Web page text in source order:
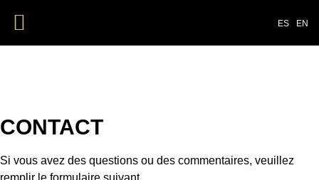
ES EN
CONTACT
Si vous avez des questions ou des commentaires, veuillez
remplir le formulaire suivant